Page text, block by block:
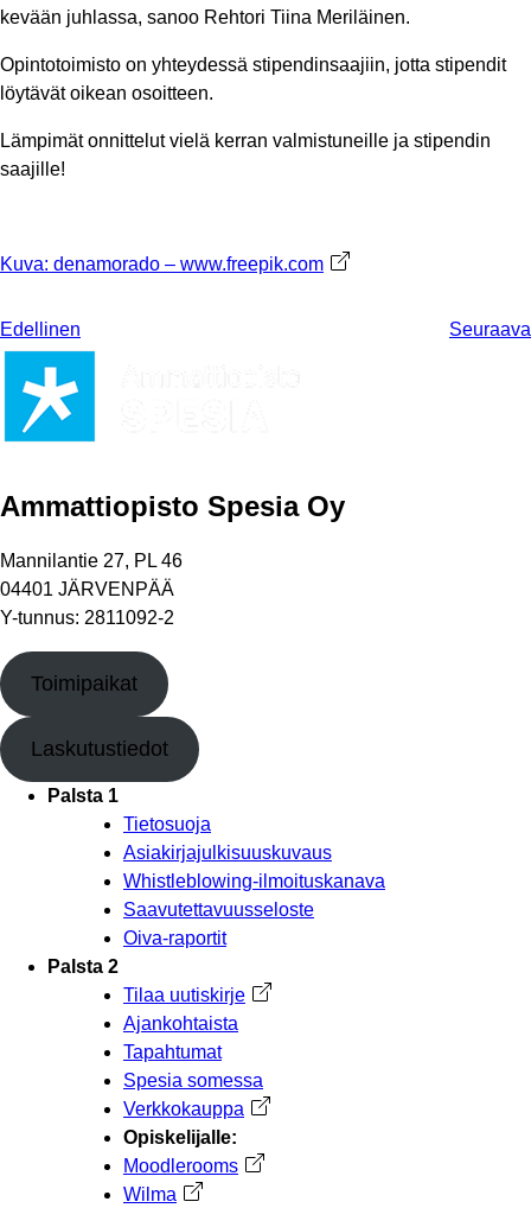
kevään juhlassa, sanoo Rehtori Tiina Meriläinen.
Opintotoimisto on yhteydessä stipendinsaajiin, jotta stipendit
löytävät oikean osoitteen.
Lämpimät onnittelut vielä kerran valmistuneille ja stipendin
saajille!
Kuva: denamorado – www.freepik.com Avautuu uuteen
Edellinen Seuraava
Ammattiopisto Spesia Oy
Mannilantie 27, PL 46
04401 JÄRVENPÄÄ
Y-tunnus: 2811092-2
Toimipaikat
Laskutustiedot
Palsta 1
Tietosuoja
Asiakirjajulkisuuskuvaus
Whistleblowing-ilmoituskanava
Saavutettavuusseloste
Oiva-raportit
Palsta 2
Tilaa uutiskirje Avautuu uuteen välilehteen
Ajankohtaista
Tapahtumat
Spesia somessa
Verkkokauppa Avautuu uuteen välilehteen
Opiskelijalle:
Moodlerooms Avautuu uuteen välilehteen
Wilma Avautuu uuteen välilehteen